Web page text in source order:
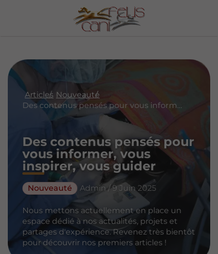
Articles Nouveauté
Des contenus pensés pour vous informer, vous inspirer, vous guider
Des contenus pensés pour
vous informer, vous
inspirer, vous guider
Nouveauté Admin / 9 Juin 2025
Nous mettons actuellement en place un
espace dédié à nos actualités, projets et
partages d'expérience. Revenez très bientôt
pour découvrir nos premiers articles !